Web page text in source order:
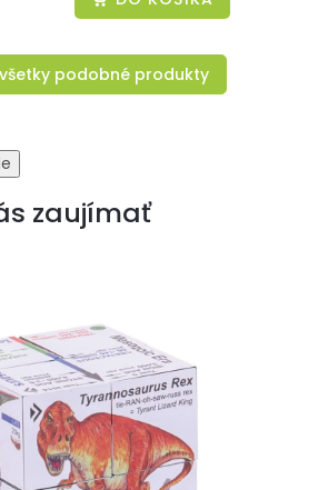
podobné produkty
zaujímať